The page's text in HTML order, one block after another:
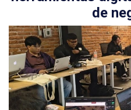
de